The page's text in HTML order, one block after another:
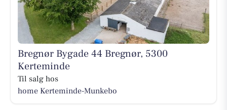
Bregnør Bygade 44 Bregnør, 5300
Kerteminde
Til salg hos
home Kerteminde-Munkebo